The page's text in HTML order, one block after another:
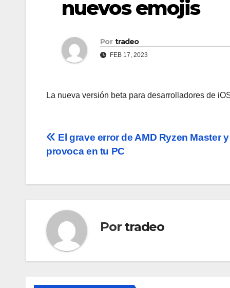
nuevos emojis
Por tradeo
FEB 17, 2023
La nueva versión beta para desarrolladores de
Navegación
de
entradas
El grave error de AMD Ryzen Master
provoca en tu PC
Por tradeo